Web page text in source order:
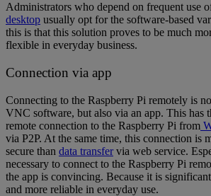
Administrators who depend on frequent use
desktop usually opt for the software-based
this is that this solution proves to be much
flexible in everyday business.
Connection via app
Connecting to the Raspberry Pi remotely is
VNC software, but also via an app. This has
remote connection to the Raspberry Pi from
via P2P. At the same time, this connection is
secure than data transfervia web service.
necessary to connect to the Raspberry Pi
the app is convincing. Because it is
and more reliable in everyday use.